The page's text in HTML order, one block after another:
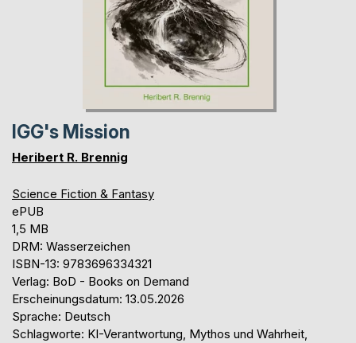
IGG's Mission
Heribert R. Brennig
Science Fiction & Fantasy
ePUB
1,5 MB
DRM: Wasserzeichen
ISBN-13: 9783696334321
Verlag: BoD - Books on Demand
Erscheinungsdatum: 13.05.2026
Sprache: Deutsch
Schlagworte: KI-Verantwortung, Mythos und Wahrheit,